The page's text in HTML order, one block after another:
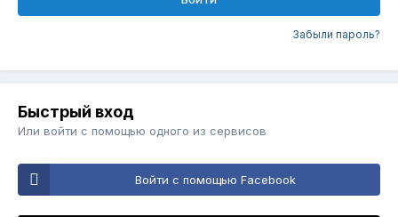
Забыли пароль?
Быстрый вход
Или войти с помощью одного из сервисов
Войти с помощью Facebook